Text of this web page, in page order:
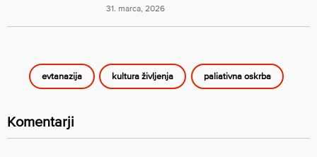
31. marca, 2026
evtanazija kultura življenja paliativna oskrba
Komentarji